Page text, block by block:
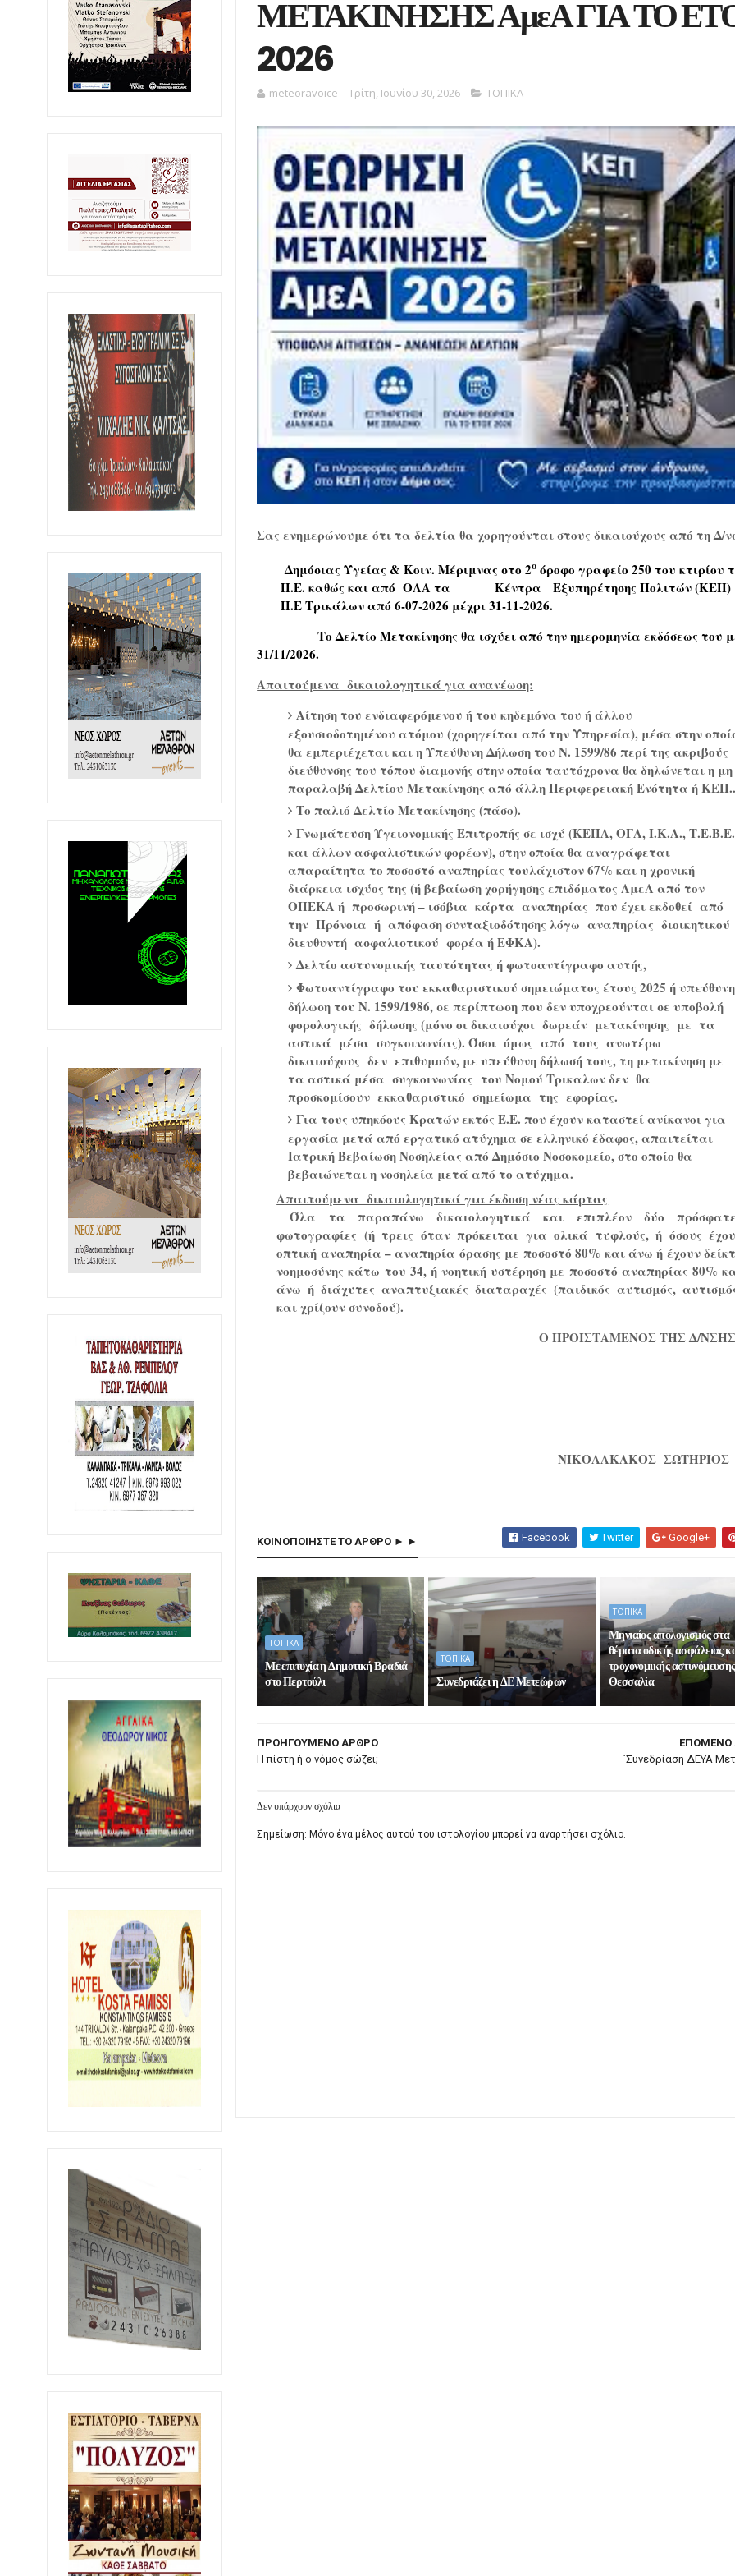
ΜΕΤΑΚΙΝΗΣΗΣ ΑμεΑ ΓΙΑ ΤΟ
2026
meteoravoice Τρίτη, Ιουνίου 30, 2026 ΤΟΠΙΚΑ
Σας ενημερώνουμε ότι τα δελτία θα χορηγούνται στους δικαιούχους από τη Δ/
Δημόσιας Υγείας & Κοιν. Μέριμνας στο 2οόροφο γραφείο 250 του κτιρίου
Π.Ε. καθώς και από ΟΛΑ τα Κέντρα
Εξυπηρέτησης Πολιτών (ΚΕΠ)
Π.Ε Τρικάλων από 6-07-2026 μέχρι 31-11-2026.
Το Δελτίο Μετακίνησης θα ισχύει από την ημερομηνία εκδόσεως του
31/11/2026.
Απαιτούμενα δικαιολογητικά για ανανέωση:
Αίτηση του ενδιαφερόμενου ή του κηδεμόνα του ή άλλου
εξουσιοδοτημένου ατόμου (χορηγείται από την Υπηρεσία), μέσα στην
θα εμπεριέχεται και η Υπεύθυνη Δήλωση του Ν. 1599/86 περί της ακριβούς
διεύθυνσης του τόπου διαμονής στην οποία ταυτόχρονα θα δηλώνεται η μη
παραλαβή Δελτίου Μετακίνησης από άλλη Περιφερειακή Ενότητα ή ΚΕΠ..
Το παλιό Δελτίο Μετακίνησης (πάσο).
Γνωμάτευση Υγειονομικής Επιτροπής σε ισχύ (ΚΕΠΑ, ΟΓΑ, Ι.Κ.Α., Τ.Ε.Β.Ε.
και άλλων ασφαλιστικών φορέων), στην οποία θα αναγράφεται
απαραίτητα το ποσοστό αναπηρίας τουλάχιστον 67% και η χρονική
διάρκεια ισχύος της (ή βεβαίωση χορήγησης επιδόματος ΑμεΑ από τον
ΟΠΕΚΑ ή προσωρινή – ισόβια κάρτα αναπηρίας που έχει εκδοθεί από
την Πρόνοια ή απόφαση συνταξιοδότησης λόγω αναπηρίας διοικητικού
διευθυντή ασφαλιστικού φορέα ή ΕΦΚΑ).
Δελτίο αστυνομικής ταυτότητας ή φωτοαντίγραφο αυτής,
Φωτοαντίγραφο του εκκαθαριστικού σημειώματος έτους 2025 ή υπεύθυνη
δήλωση του Ν. 1599/1986, σε περίπτωση που δεν υποχρεούνται σε υποβολή
φορολογικής δήλωσης (μόνο οι δικαιούχοι δωρεάν μετακίνησης με τα
αστικά μέσα συγκοινωνίας). Όσοι όμως από τους ανωτέρω
δικαιούχους δεν επιθυμούν, με υπεύθυνη δήλωσή τους, τη μετακίνηση με
τα αστικά μέσα συγκοινωνίας του Νομού Tρικαλων δεν θα
προσκομίσουν εκκαθαριστικό σημείωμα της εφορίας.
Για τους υπηκόους Κρατών εκτός Ε.Ε. που έχουν καταστεί ανίκανοι για
εργασία μετά από εργατικό ατύχημα σε ελληνικό έδαφος, απαιτείται
Ιατρική Βεβαίωση Νοσηλείας από Δημόσιο Νοσοκομείο, στο οποίο θα
βεβαιώνεται η νοσηλεία μετά από το ατύχημα.
Απαιτούμενα δικαιολογητικά για έκδοση νέας κάρτας
Όλα τα παραπάνω δικαιολογητικά και επιπλέον δύο
φωτογραφίες (ή τρεις όταν πρόκειται για ολικά τυφλούς, ή όσους
οπτική αναπηρία – αναπηρία όρασης με ποσοστό 80% και άνω ή έχουν
νοημοσύνης κάτω του 34, ή νοητική υστέρηση με ποσοστό αναπηρίας 80%
άνω ή διάχυτες αναπτυξιακές διαταραχές (παιδικός αυτισμός,
και χρίζουν συνοδού).
Ο ΠΡΟΙΣΤΑΜΕΝΟΣ ΤΗΣ Δ/ΝΣΗΣ
ΝΙΚΟΛΑΚΑΚΟΣ ΣΩΤΗΡΙΟΣ
ΚΟΙΝΟΠΟΙΗΣΤΕ ΤΟ ΑΡΘΡΟ ► ► Facebook Twitter Google+
ΤΟΠΙΚΑ
Με επιτυχία η Δημοτική Βραδιά
στο Περτούλι
ΤΟΠΙΚΑ
Συνεδριάζει η ΔΕ Μετεώρων
ΤΟΠΙΚΑ
Μηνιαίος απολογισμός στα
θέματα οδικής ασφάλειας
τροχονομικής
Θεσσαλία
ΕΠΟΜΕΝΟ
`Συνεδρίαση ΔΕΥΑ
ΠΡΟΗΓΟΥΜΕΝΟ ΑΡΘΡΟ
Η πίστη ή ο νόμος σώζει;
Δεν υπάρχουν σχόλια
Σημείωση: Μόνο ένα μέλος αυτού του ιστολογίου μπορεί να αναρτήσει σχόλιο.